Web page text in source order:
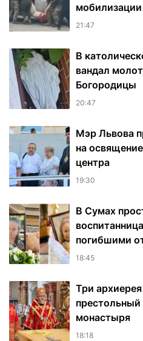
мобилизации
21:47
В
вандал
Богородицы
20:47
Мэр Львова
на
центра
19:30
В Сумах
погибшими
18:45
Три
престольный
монастыря
18:18